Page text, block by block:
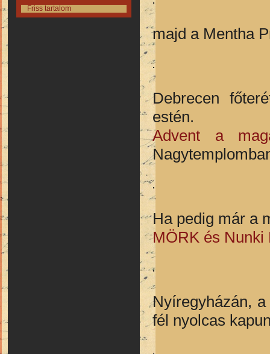
Friss tartalom
majd a Mentha
Debrecen
estén.
Advent a
Ha pedig már a
MÖRK és Nunki
Nyíregyházán,
fél nyolcas